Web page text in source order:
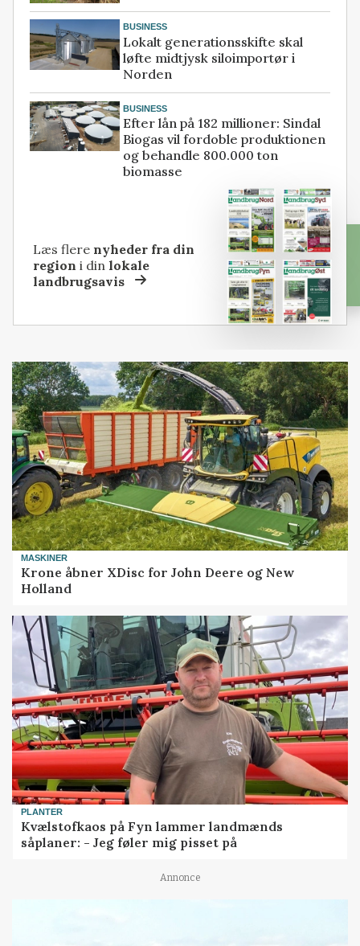
BUSINESS
Lokalt generationsskifte skal
løfte midtjysk siloimportør i
Norden
BUSINESS
Efter lån på 182 millioner: Sindal
Biogas vil fordoble produktionen
og behandle 800.000 ton
biomasse
Læs flere nyheder fra din
region i dinlokale
landbrugsavis
MASKINER
Krone åbner XDisc for John Deere og New
Holland
PLANTER
Kvælstofkaos på Fyn lammer landmænds
såplaner: - Jeg føler mig pisset på
Annonce